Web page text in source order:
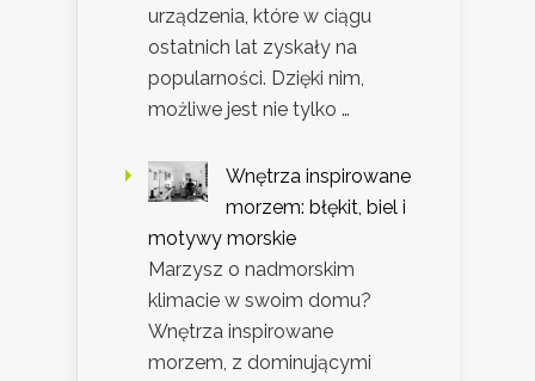
urządzenia, które w ciągu
ostatnich lat zyskały na
popularności. Dzięki nim,
możliwe jest nie tylko …
Wnętrza inspirowane
morzem: błękit, biel i
motywy morskie
Marzysz o nadmorskim
klimacie w swoim domu?
Wnętrza inspirowane
morzem, z dominującymi